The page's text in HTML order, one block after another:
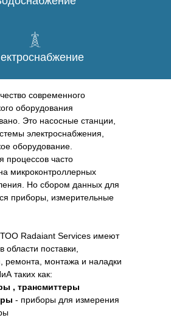
современного
оборудования
Это насосные станции,
электроснабжения,
оборудование.
процессов часто
микроконтроллерных
Но сбором данных для
приборы, измерительные
Radaiant Services имеют
области поставки,
ремонта, монтажа и наладки
таких как:
, трансмиттеры
- приборы для измерения